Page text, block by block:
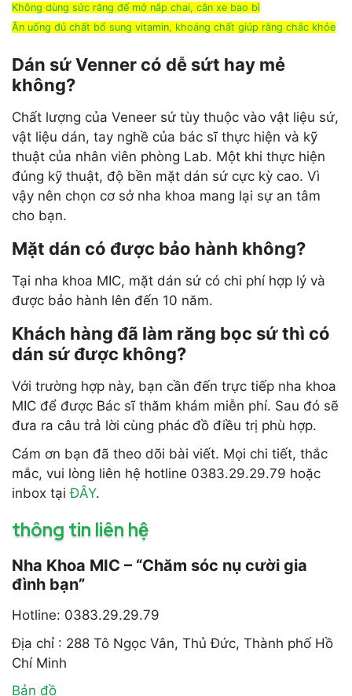
Không dùng sức răng để mở nắp chai, cắn xe bao bì
Ăn uống đủ chất bổ sung vitamin, khoáng chất giúp răng chắc khỏe
Dán sứ Venner có dễ sứt hay mẻ
không?
Chất lượng của Veneer sứ tùy thuộc vào vật liệu sứ,
vật liệu dán, tay nghề của bác sĩ thực hiện và kỹ
thuật của nhân viên phòng Lab. Một khi thực hiện
đúng kỹ thuật, độ bền mặt dán sứ cực kỳ cao. Vì
vậy nên chọn cơ sở nha khoa mang lại sự an tâm
cho bạn.
Mặt dán có được bảo hành không?
Tại nha khoa MIC, mặt dán sứ có chi phí hợp lý và
được bảo hành lên đến 10 năm.
Khách hàng đã làm răng bọc sứ thì có
dán sứ được không?
Với trường hợp này, bạn cần đến trực tiếp nha khoa
MIC để được Bác sĩ thăm khám miễn phí. Sau đó sẽ
đưa ra câu trả lời cùng phác đồ điều trị phù hợp.
Cám ơn bạn đã theo dõi bài viết. Mọi chi tiết, thắc
mắc, vui lòng liên hệ hotline 0383.29.29.79 hoặc
inbox tạiĐÂY.
thông tin liên hệ
Nha Khoa MIC – “Chăm sóc nụ cười gia
đình bạn”
Hotline: 0383.29.29.79
Địa chỉ : 288 Tô Ngọc Vân, Thủ Đức, Thành phố Hồ
Chí Minh
Bản đồ